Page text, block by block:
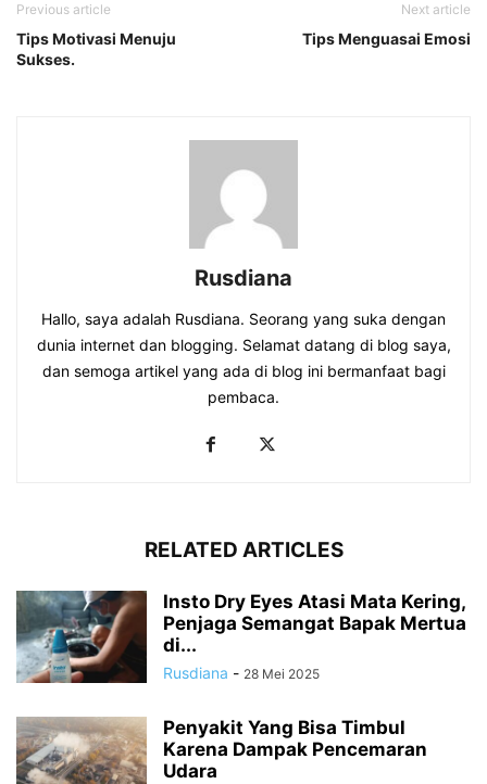
Previous article
Tips Motivasi Menuju
Sukses.
Next article
Tips Menguasai Emosi
Rusdiana
Hallo, saya adalah Rusdiana. Seorang yang suka dengan
dunia internet dan blogging. Selamat datang di blog saya,
dan semoga artikel yang ada di blog ini bermanfaat bagi
pembaca.
RELATED ARTICLES
Insto Dry Eyes Atasi Mata Kering,
Penjaga Semangat Bapak Mertua
di...
Rusdiana - 28 Mei 2025
Penyakit Yang Bisa Timbul
Karena Dampak Pencemaran
Udara